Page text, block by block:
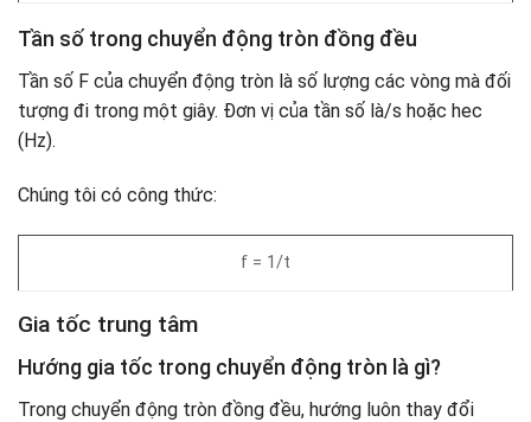
Tần số trong chuyển động tròn đồng đều
Tần số F của chuyển động tròn là số lượng các vòng mà đối
tượng đi trong một giây. Đơn vị của tần số là/s hoặc hec
(Hz).
Chúng tôi có công thức:
f = 1/t
Gia tốc trung tâm
Hướng gia tốc trong chuyển động tròn là gì?
Trong chuyển động tròn đồng đều, hướng luôn thay đổi